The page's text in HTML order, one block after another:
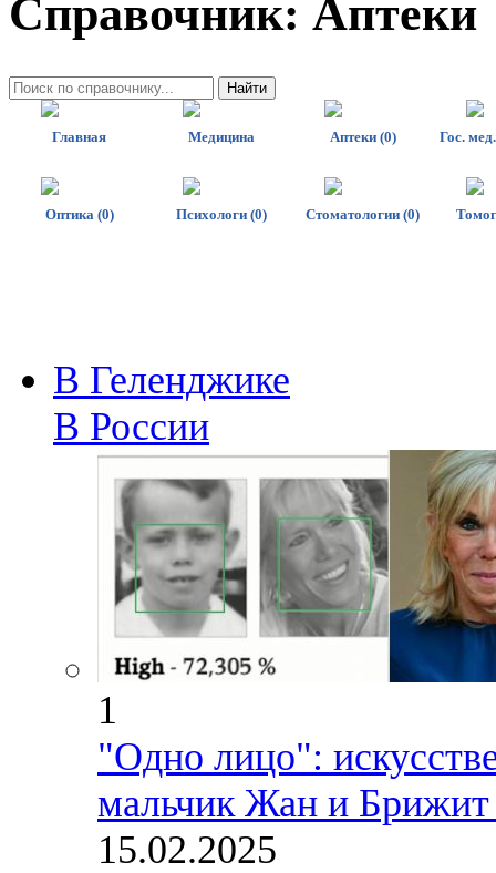
Справочник: Аптеки
Главная Медицина Аптеки (0) Гос.
Оптика (0) Психологи (0) Стоматологии (0)
В Геленджике
В России
1
"Одно лицо":
мальчик Жан и
15.02.2025